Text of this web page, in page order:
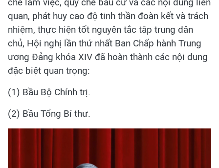
chế làm việc, quy chế bầu cử và các nội dung liên
quan, phát huy cao độ tinh thần đoàn kết và trách
nhiệm, thực hiện tốt nguyên tắc tập trung dân
chủ, Hội nghị lần thứ nhất Ban Chấp hành Trung
ương Đảng khóa XIV đã hoàn thành các nội dung
đặc biệt quan trọng:
(1) Bầu Bộ Chính trị.
(2) Bầu Tổng Bí thư.